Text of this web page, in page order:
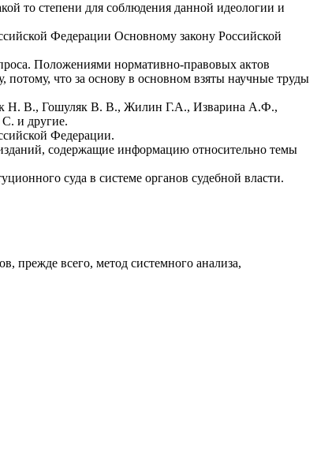
то степени для соблюдения данной идеологии и
Федерации Основному закону Российской
Положениями нормативно-правовых актов
что за основу в основном взяты научные труды
Н. В., Гошуляк В. В., Жилин Г.А., Изварина А.Ф.,
и другие.
Федерации.
содержащие информацию относительно темы
суда в системе органов судебной власти.
прежде всего, метод системного анализа,